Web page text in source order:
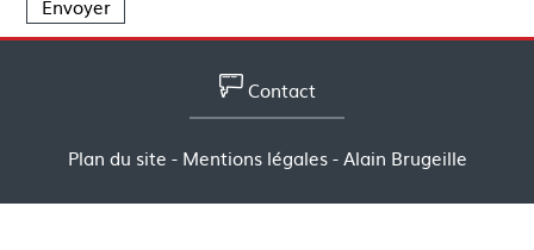
Contact
Plan du site - Mentions légales- Alain Brugeille